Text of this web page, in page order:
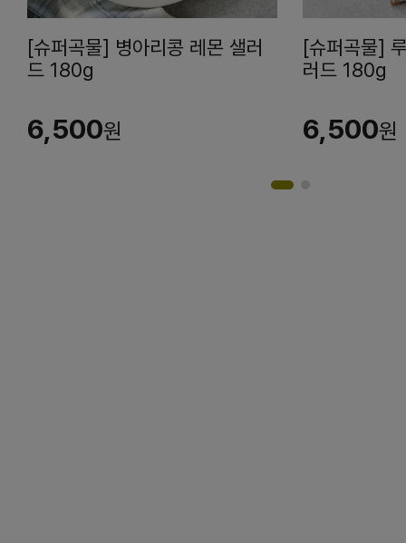
[슈퍼곡물] 병아리콩 레몬 샐러
드 180g
6,500원
[슈퍼곡물]
러드 180g
6,500원